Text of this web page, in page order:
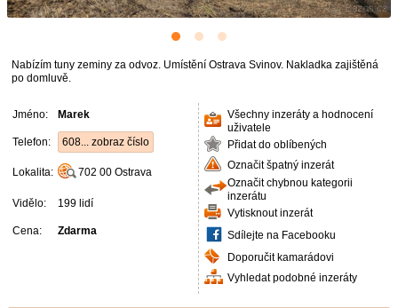
Nabízím tuny zeminy za odvoz. Umístění Ostrava Svinov. Nakladka zajištěná
po domluvě.
Jméno: Marek
Telefon: 608... zobraz číslo
Lokalita: 702 00 Ostrava
Vidělo: 199 lidí
Cena: Zdarma
Všechny inzeráty a hodnocení
uživatele
Přidat do oblíbených
Označit špatný inzerát
Označit chybnou kategorii
inzerátu
Vytisknout inzerát
Sdílejte na Facebooku
Doporučit kamarádovi
Vyhledat podobné inzeráty